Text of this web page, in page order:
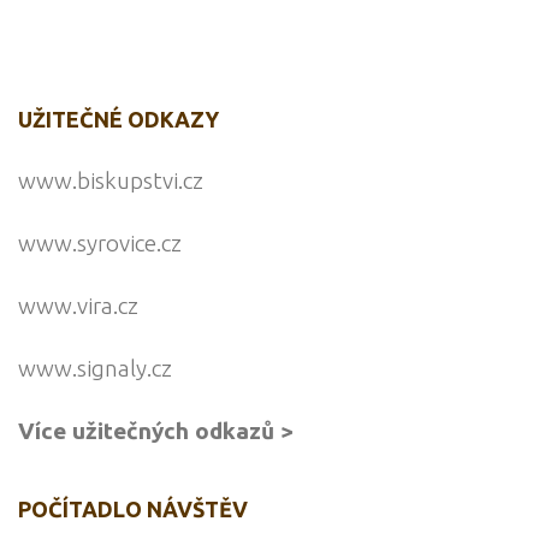
UŽITEČNÉ ODKAZY
www.biskupstvi.cz
www.syrovice.cz
www.vira.cz
www.signaly.cz
Více užitečných odkazů >
POČÍTADLO NÁVŠTĚV